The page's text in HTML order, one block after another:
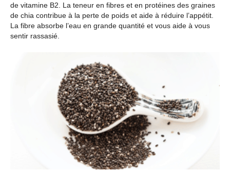
de vitamine B2. La teneur en fibres et en protéines des graines
de chia contribue à la perte de poids et aide à réduire l’appétit.
La fibre absorbe l’eau en grande quantité et vous aide à vous
sentir rassasié.